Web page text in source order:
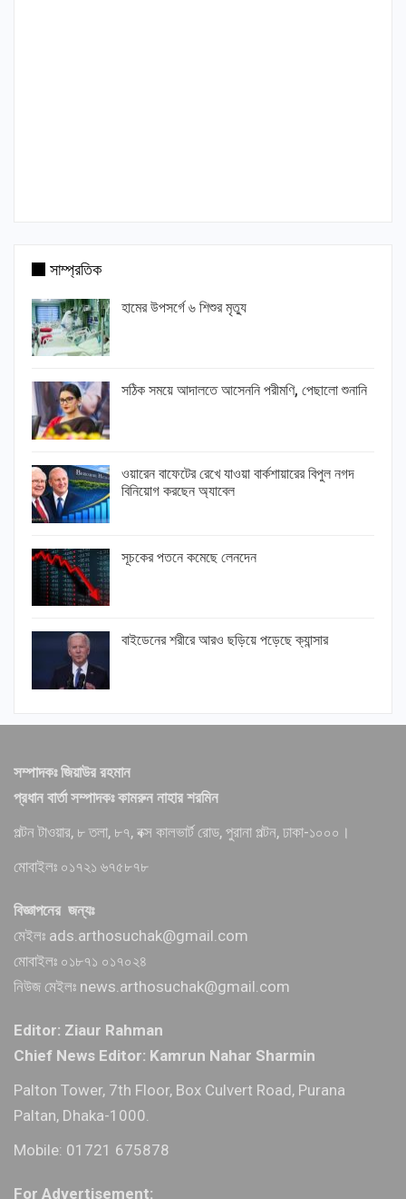
সাম্প্রতিক
হামের উপসর্গে ৬ শিশুর মৃত্যু
সঠিক সময়ে আদালতে আসেননি পরীমণি, পেছালো শুনানি
ওয়ারেন বাফেটের রেখে যাওয়া বার্কশায়ারের বিপুল নগদ
বিনিয়োগ করছেন অ্যাবেল
সূচকের পতনে কমেছে লেনদেন
বাইডেনের শরীরে আরও ছড়িয়ে পড়েছে ক্যান্সার
সম্পাদকঃ জিয়াউর রহমান
প্রধান বার্তা সম্পাদকঃ কামরুন নাহার শরমিন
পল্টন টাওয়ার, ৮ তলা, ৮৭, বক্স কালভার্ট রোড, পুরানা পল্টন, ঢাকা-১০০০।
মোবাইলঃ ০১৭২১ ৬৭৫৮৭৮
বিজ্ঞাপনের জন্যঃ
মেইলঃ ads.arthosuchak@gmail.com
মোবাইলঃ ০১৮৭১ ০১৭০২৪
নিউজ মেইলঃ news.arthosuchak@gmail.com
Editor: Ziaur Rahman
Chief News Editor: Kamrun Nahar Sharmin
Palton Tower, 7th Floor, Box Culvert Road, Purana
Paltan, Dhaka-1000.
Mobile: 01721 675878
For Advertisement: